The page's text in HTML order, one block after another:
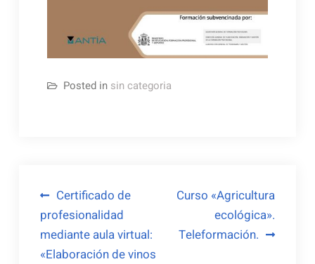
Posted in sin categoria
Navegación
de
entradas
Certificado de
profesionalidad
mediante aula virtual:
«Elaboración de vinos
Curso «Agricultura
ecológica».
Teleformación.